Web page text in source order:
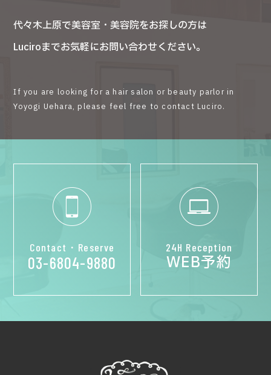
代々木上原で美容室・美容院をお探しの方は
Luciroまでお気軽にお問い合わせください。
If you are looking for a hair salon or beauty parlor in
Yoyogi Uehara, please feel free to contact Luciro.
Contact・Reserve
03-6804-9880
24H Reception
WEB予約